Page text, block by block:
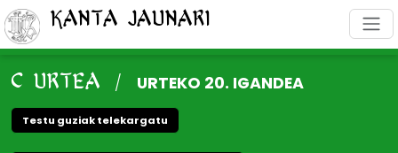
Kanta Jaunari
C URTEA / URTEKO 20. IGANDEA
Testu guziak telekargatu